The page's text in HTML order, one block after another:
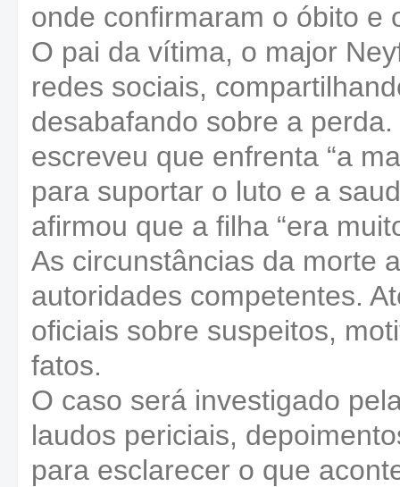
onde confirmaram o óbito e
O pai da vítima, o major
redes sociais,
desabafando sobre a
escreveu que enfrenta “a
para suportar o luto e a
afirmou que a filha “era
As circunstâncias da morte
autoridades competentes.
oficiais sobre suspeitos,
fatos.
O caso será investigado
laudos periciais,
para esclarecer o que